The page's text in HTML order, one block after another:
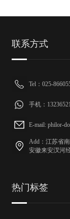
联系方式
Tel：025-
手机：
E-mail: philor-
Add：江苏省
安徽来安汊河
热门标签